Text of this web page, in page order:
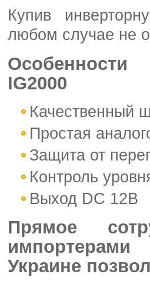
Купив
любом случае не
Особенности
IG2000
Качественный
Простая
Защита от
Контроль
Выход DC 12В
Прямое
Украине